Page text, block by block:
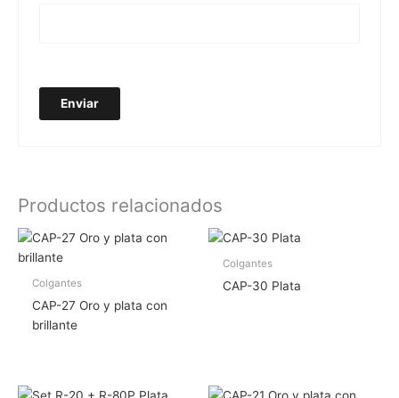
Productos relacionados
Colgantes
CAP-27 Oro y plata con
brillante
Colgantes
CAP-30 Plata